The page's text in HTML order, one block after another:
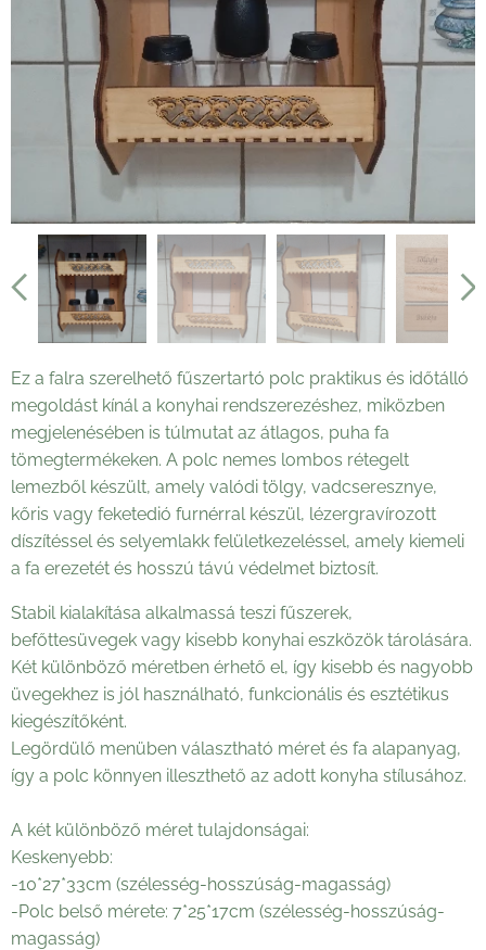
Ez a falra szerelhető fűszertartó polc praktikus és időtálló
megoldást kínál a konyhai rendszerezéshez, miközben
megjelenésében is túlmutat az átlagos, puha fa
tömegtermékeken. A polc nemes lombos rétegelt
lemezből készült, amely valódi tölgy, vadcseresznye,
kőris vagy feketedió furnérral készül, lézergravírozott
díszítéssel és selyemlakk felületkezeléssel, amely kiemeli
a fa erezetét és hosszú távú védelmet biztosít.
Stabil kialakítása alkalmassá teszi fűszerek,
befőttesüvegek vagy kisebb konyhai eszközök tárolására.
Két különböző méretben érhető el, így kisebb és nagyobb
üvegekhez is jól használható, funkcionális és esztétikus
kiegészítőként.
Legördülő menüben választható méret és fa alapanyag,
így a polc könnyen illeszthető az adott konyha stílusához.
A két különböző méret tulajdonságai:
Keskenyebb:
-10*27*33cm (szélesség-hosszúság-magasság)
-Polc belső mérete: 7*25*17cm (szélesség-hosszúság-
magasság)